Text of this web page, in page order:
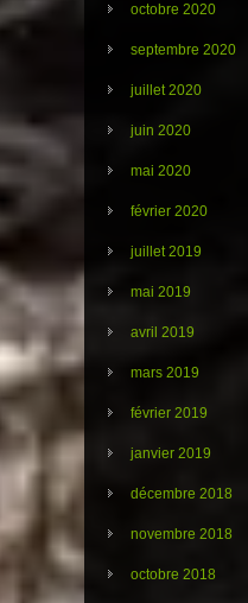
octobre 2020
septembre 2020
juillet 2020
juin 2020
mai 2020
février 2020
juillet 2019
mai 2019
avril 2019
mars 2019
février 2019
janvier 2019
décembre 2018
novembre 2018
octobre 2018